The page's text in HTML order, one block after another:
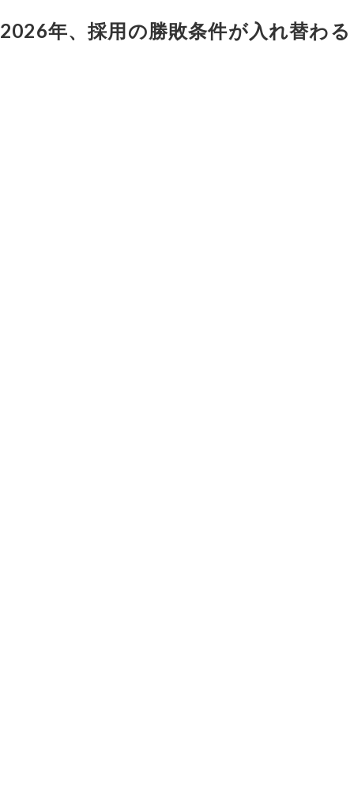
2026年、採用の勝敗条件が入れ替わる